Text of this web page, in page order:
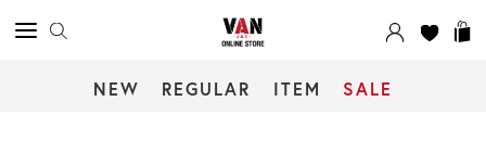
NEW REGULAR ITEM SALE